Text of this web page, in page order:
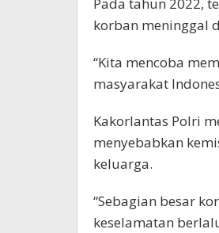
korban meninggal
“Kita mencoba
masyarakat
Kakorlantas Polri
menyebabkan
keluarga.
“Sebagian besar
keselamatan